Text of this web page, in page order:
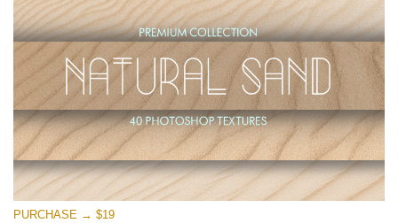
Natural Sand
(40 Textures)
Large 6000*4000px
Entire Collection
(1783 Overlays)
Large 6000*4000px
मुफ्त डाउनलोड
PURCHASE → $19